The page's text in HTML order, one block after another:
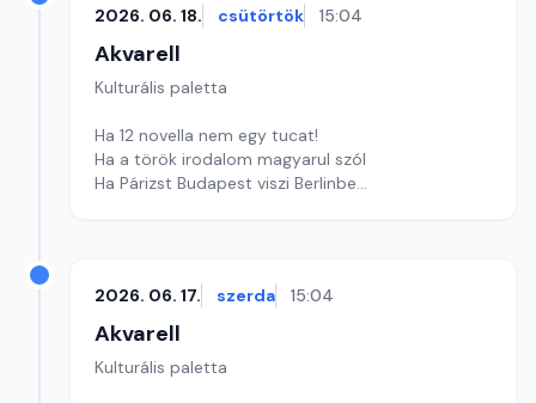
2026. 06. 18. csütörtök 15:04
Akvarell
Kulturális paletta
Ha 12 novella nem egy tucat!
Ha a török irodalom magyarul szól
Ha Párizst Budapest viszi Berlinbe
2026. 06. 17. szerda 15:04
Akvarell
Kulturális paletta